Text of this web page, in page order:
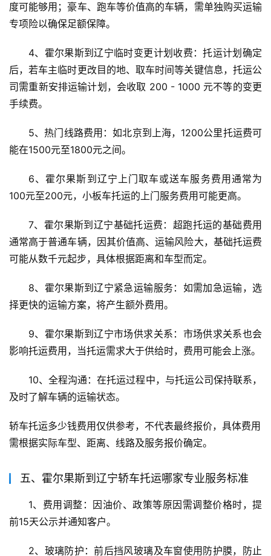
度可能够用；豪车、跑车等价值高的车辆，需单独购买运输
专项险以确保足额保障。
4、霍尔果斯到辽宁临时变更计划收费：托运计划确定
后，若车主临时更改目的地、取车时间等关键信息，托运公
司需重新安排运输计划，会收取 200 - 1000 元不等的变更
手续费。
5、热门线路费用：如北京到上海，1200公里托运费可
能在1500元至1800元之间。
6、霍尔果斯到辽宁上门取车或送车服务费用通常为
100元至200元，小板车托运的上门服务费用可能更高。
7、霍尔果斯到辽宁基础托运费：超跑托运的基础费用
通常高于普通车辆，因其价值高、运输风险大，基础托运费
可能从数千元起步，具体根据距离和车型而定。
8、霍尔果斯到辽宁紧急运输服务：如需加急运输，选
择更快的运输方案，将产生额外费用。
9、霍尔果斯到辽宁市场供求关系：市场供求关系也会
影响托运费用，当托运需求大于供给时，费用可能会上涨。
10、全程沟通：在托运过程中，与托运公司保持联系，
及时了解车辆的运输状态。
轿车托运多少钱费用仅供参考，不代表最终报价，具体费用
需根据实际车型、距离、线路及服务报价确定。
五、霍尔果斯到辽宁轿车托运哪家专业服务标准
1、费用调整：因油价、政策等原因需调整价格时，提
前15天公示并通知客户。
2、玻璃防护：前后挡风玻璃及车窗使用防护膜，防止